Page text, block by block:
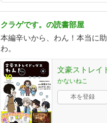
クラゲです。の読書部屋
本編辛いから、わん！本当に
わ。
文豪ストレイ
かないねこ
本を登録